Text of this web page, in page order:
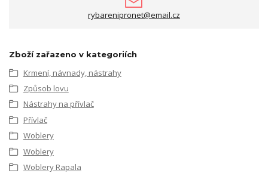
rybarenipronet@email.cz
Zboží zařazeno v kategoriích
Krmení, návnady, nástrahy
Způsob lovu
Nástrahy na přívlač
Přívlač
Woblery
Woblery
Woblery Rapala